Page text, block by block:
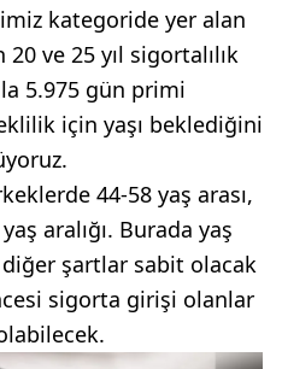
kategoride yer alan
ve 25 yıl sigortalılık
5.975 gün primi
için yaşı beklediğini
44-58 yaş arası,
aralığı. Burada yaş
diğer şartlar sabit olacak
sigorta girişi olanlar